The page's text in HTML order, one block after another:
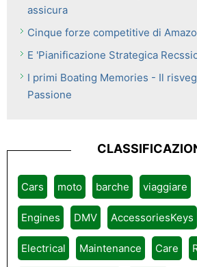
assicura
Cinque forze competitive di
E 'Pianificazione Strategica
I primi Boating Memories - Il
Passione
Cars moto barche viaggiare
Engines DMV AccessoriesKeys
Electrical Maintenance Care